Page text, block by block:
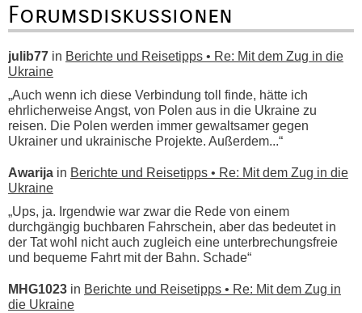
Forumsdiskussionen
julib77 in Berichte und Reisetipps • Re: Mit dem Zug in die
Ukraine
„Auch wenn ich diese Verbindung toll finde, hätte ich
ehrlicherweise Angst, von Polen aus in die Ukraine zu
reisen. Die Polen werden immer gewaltsamer gegen
Ukrainer und ukrainische Projekte. Außerdem...“
Awarija in Berichte und Reisetipps • Re: Mit dem Zug in die
Ukraine
„Ups, ja. Irgendwie war zwar die Rede von einem
durchgängig buchbaren Fahrschein, aber das bedeutet in
der Tat wohl nicht auch zugleich eine unterbrechungsfreie
und bequeme Fahrt mit der Bahn. Schade“
MHG1023 in Berichte und Reisetipps • Re: Mit dem Zug in
die Ukraine